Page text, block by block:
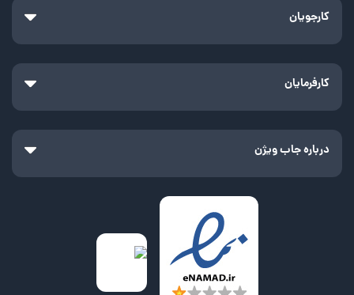
کارجویان
کارفرمایان
درباره جاب ویژن